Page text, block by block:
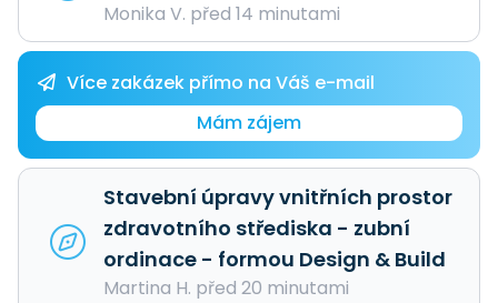
Monika V. před 14 minutami
Více zakázek přímo na Váš e-mail
Mám zájem
Stavební úpravy vnitřních prostor
zdravotního střediska - zubní
ordinace - formou Design & Build
Martina H. před 20 minutami